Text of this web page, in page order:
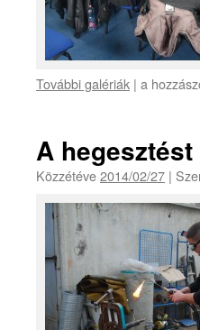
További galériák | a
A
Közzétéve2014/02/27 |